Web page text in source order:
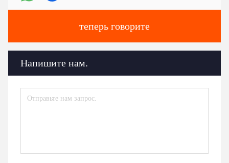
теперь говорите
Напишите нам.